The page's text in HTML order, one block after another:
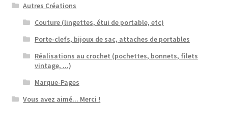
Autres Créations
Couture (lingettes, étui de portable, etc)
Porte-clefs, bijoux de sac, attaches de portables
Réalisations au crochet (pochettes, bonnets, filets
vintage, ...)
Marque-Pages
Vous avez aimé... Merci !